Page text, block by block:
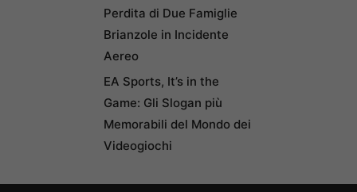
Perdita di Due Famiglie
Brianzole in Incidente
Aereo
EA Sports, It’s in the
Game: Gli Slogan più
Memorabili del Mondo dei
Videogiochi